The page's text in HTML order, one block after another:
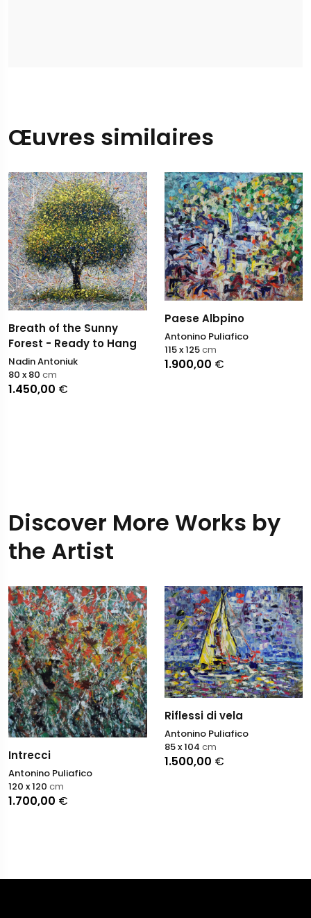
Œuvres similaires
Breath of the Sunny
Forest - Ready to Hang
Nadin Antoniuk
1.450,00 €
80 x 80 cm
Paese Albpino
Antonino Puliafico
1.900,00 €
115 x 125cm
Discover More Works by
the Artist
Intrecci
Antonino Puliafico
1.700,00 €
120 x 120 cm
Riflessi di vela
Antonino Puliafico
1.500,00 €
85 x 104 cm